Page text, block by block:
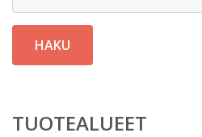
HAKU
TUOTEALUEET